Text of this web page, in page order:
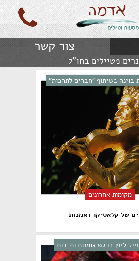
צור קשר
מטיילים בחו"ל
בוינה בשיתוף "חברים לתרבות"
מקומות אחרונים
ליפן בדגש אומנות ותרבות